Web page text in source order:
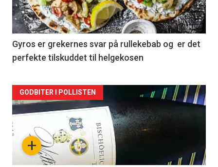
nå
-
2
Gyros er grekernes svar på rullekebab og er det
perfekte tilskuddet til helgekosen
Forsiden
akkurat
nå+
GODBITER I POLLISTEN